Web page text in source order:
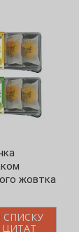
"Вибух"